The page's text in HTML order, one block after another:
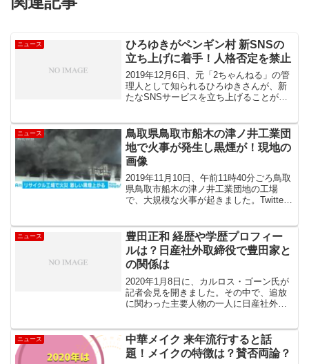
ニュース
ひろゆきがペンギン村 新SNSの
立ち上げに着手！人格否定を禁止
2019年12月6日、元「2ちゃんねる」の管
理人として知られるひろゆきさんが、新
たなSNSサービスを立ち上げることが明
村』というサイトのベータ版を公開しま
した。ひろゆき...
ニュース
鳥取県鳥取市船木の津ノ井工業団
地で火事が発生し黒煙が！現地の
画像
2019年11月10日、午前11時40分ごろ鳥取
県鳥取市船木の津ノ井工業団地の工場
で、大規模な火事が起きました。Twitter
た。現地の様子 鳥取市のリサイクル工
場で火事...
ニュース
豊田正和 経歴や学歴プロフィー
ルは？日産社外取締役で豊田家と
の関係は
2020年1月8日に、カルロス・ゴーン氏が
記者会見を開きました。その中で、追放
に関わった主要人物の一人に日産社外取
が実名を挙げた、日産社外取締役の豊田
正和さんの経歴や学歴...
ニュース
中華メイク 来年流行すると話
題！メイクの特徴は？賛否両論？